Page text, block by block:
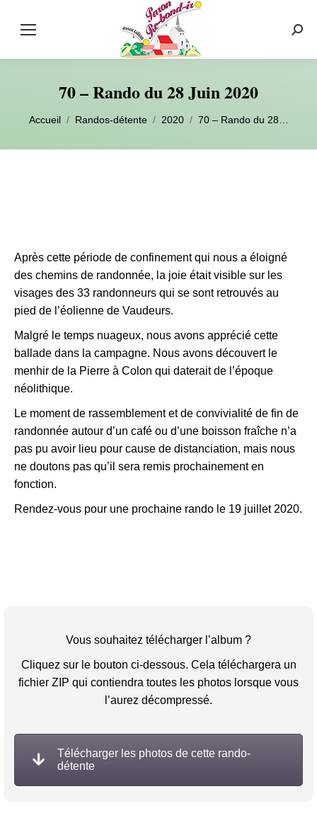
70 – Rando du 28 Juin 2020
Accueil Randos-détente 2020 70 – Rando du 28…
Après cette période de confinement qui nous a éloigné
des chemins de randonnée, la joie était visible sur les
visages des 33 randonneurs qui se sont retrouvés au
pied de l’éolienne de Vaudeurs.
Malgré le temps nuageux, nous avons apprécié cette
ballade dans la campagne. Nous avons découvert le
menhir de la Pierre à Colon qui daterait de l’époque
néolithique.
Le moment de rassemblement et de convivialité de fin de
randonnée autour d’un café ou d’une boisson fraîche n’a
pas pu avoir lieu pour cause de distanciation, mais nous
ne doutons pas qu’il sera remis prochainement en
fonction.
Rendez-vous pour une prochaine rando le 19 juillet 2020.
Vous souhaitez télécharger l’album ?
Cliquez sur le bouton ci-dessous. Cela téléchargera un
fichier ZIP qui contiendra toutes les photos lorsque vous
l’aurez décompressé.
Télécharger les photos de cette rando-
détente